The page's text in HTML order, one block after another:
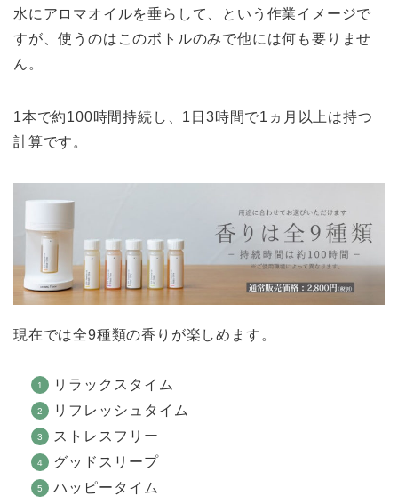
水にアロマオイルを垂らして、という作業イメージで
すが、使うのはこのボトルのみで他には何も要りませ
ん。
1本で約100時間持続し、1日3時間で1ヵ月以上は持つ
計算です。
現在では全9種類の香りが楽しめます。
リラックスタイム
リフレッシュタイム
ストレスフリー
グッドスリープ
ハッピータイム